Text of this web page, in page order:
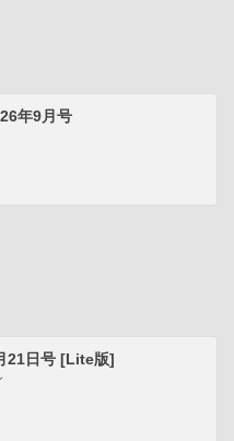
年9月号
21日号 [Lite版]